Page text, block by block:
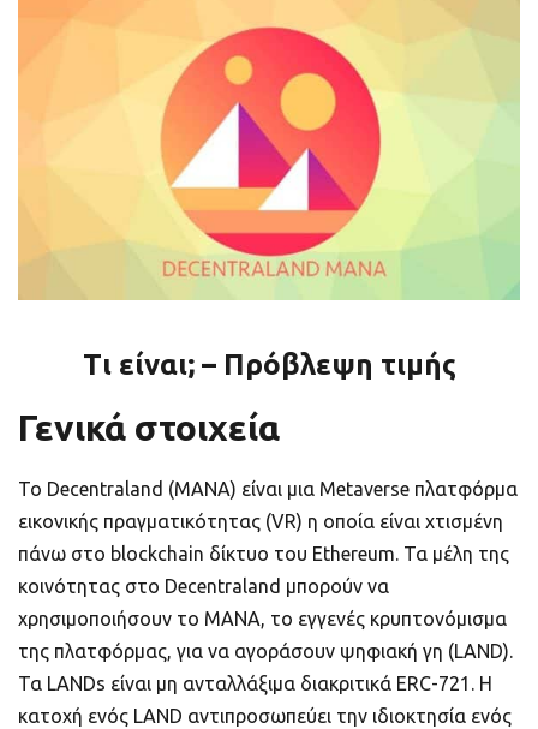
Τι είναι; – Πρόβλεψη τιμής
Γενικά στοιχεία
Το Decentraland (MANA) είναι μια Metaverse πλατφόρμα
εικονικής πραγματικότητας (VR) η οποία είναι χτισμένη
πάνω στο blockchain δίκτυο του Ethereum. Τα μέλη της
κοινότητας στο Decentraland μπορούν να
χρησιμοποιήσουν το MANA, το εγγενές κρυπτονόμισμα
της πλατφόρμας, για να αγοράσουν ψηφιακή γη (LAND).
Τα LANDs είναι μη ανταλλάξιμα διακριτικά ERC-721. Η
κατοχή ενός LAND αντιπροσωπεύει την ιδιοκτησία ενός
Πορτοφόλια Κρυπτονομισμάτων
Metamask τι είναι και πως λειτουργεί αυτό